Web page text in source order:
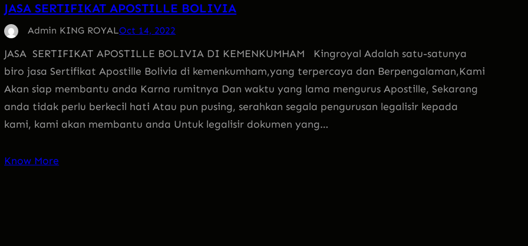
JASA SERTIFIKAT APOSTILLE BOLIVIA
Admin KING ROYALOct 14, 2022
JASA SERTIFIKAT APOSTILLE BOLIVIA DI KEMENKUMHAM Kingroyal Adalah satu-satunya
biro jasa Sertifikat Apostille Bolivia di kemenkumham,yang terpercaya dan Berpengalaman,Kami
Akan siap membantu anda Karna rumitnya Dan waktu yang lama mengurus Apostille, Sekarang
anda tidak perlu berkecil hati Atau pun pusing, serahkan segala pengurusan legalisir kepada
kami, kami akan membantu anda Untuk legalisir dokumen yang…
Know More